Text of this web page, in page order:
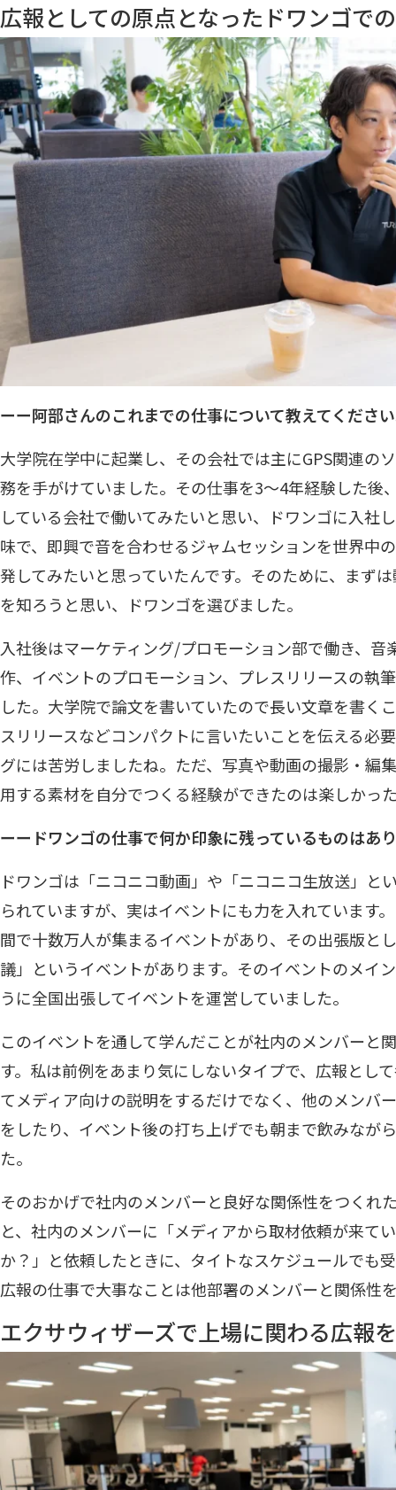
広報としての原点となったドワンゴで
ーー阿部さんのこれまでの仕事について教えてくださ
大学院在学中に起業し、その会社では主にGPS関連の
務を手がけていました。その仕事を3～4年経験した後
している会社で働いてみたいと思い、ドワンゴに入社
味で、即興で音を合わせるジャムセッションを世界中
発してみたいと思っていたんです。そのために、まず
を知ろうと思い、ドワンゴを選びました。
入社後はマーケティング/プロモーション部で働き、
作、イベントのプロモーション、プレスリリースの執
した。大学院で論文を書いていたので長い文章を書く
スリリースなどコンパクトに言いたいことを伝える必
グには苦労しましたね。ただ、写真や動画の撮影・編
用する素材を自分でつくる経験ができたのは楽しかっ
ーードワンゴの仕事で何か印象に残っているものはあ
ドワンゴは「ニコニコ動画」や「ニコニコ生放送」と
られていますが、実はイベントにも力を入れています
間で十数万人が集まるイベントがあり、その出張版と
議」というイベントがあります。そのイベントのメイ
うに全国出張してイベントを運営していました。
このイベントを通して学んだことが社内のメンバーと
す。私は前例をあまり気にしないタイプで、広報とし
てメディア向けの説明をするだけでなく、他のメンバ
をしたり、イベント後の打ち上げでも朝まで飲みなが
た。
そのおかげで社内のメンバーと良好な関係性をつくれ
と、社内のメンバーに「メディアから取材依頼が来て
か？」と依頼したときに、タイトなスケジュールでも
広報の仕事で大事なことは他部署のメンバーと関係性
エクサウィザーズで上場に関わる広報